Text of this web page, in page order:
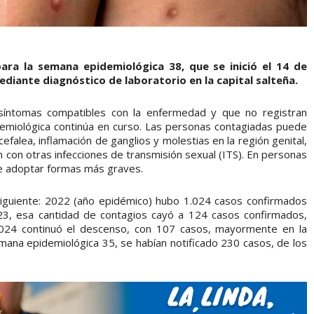
la semana epidemiológica 38, que se inició el 14 de
diagnóstico de laboratorio en la capital salteña.
compatibles con la enfermedad y que no registran
continúa en curso. Las personas contagiadas puede
inflamación de ganglios y molestias en la región genital,
con otras infecciones de transmisión sexual (ITS). En personas
adoptar formas más graves.
2022 (año epidémico) hubo 1.024 casos confirmados
esa cantidad de contagios cayó a 124 casos confirmados,
continuó el descenso, con 107 casos, mayormente en la
epidemiológica 35, se habían notificado 230 casos, de los